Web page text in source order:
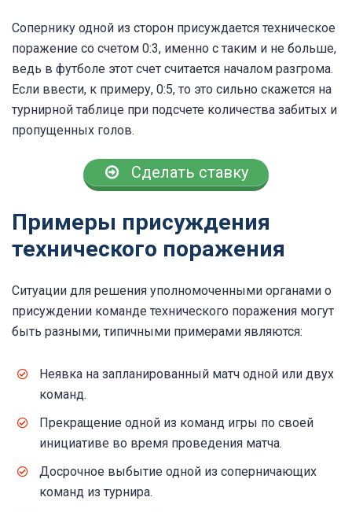
Сопернику одной из сторон присуждается техническое
поражение со счетом 0:3, именно с таким и не больше,
ведь в футболе этот счет считается началом разгрома.
Если ввести, к примеру, 0:5, то это сильно скажется на
турнирной таблице при подсчете количества забитых и
пропущенных голов.
Сделать ставку
Примеры присуждения
технического поражения
Ситуации для решения уполномоченными органами о
присуждении команде технического поражения могут
быть разными, типичными примерами являются:
Неявка на запланированный матч одной или двух
команд.
Прекращение одной из команд игры по своей
инициативе во время проведения матча.
Досрочное выбытие одной из соперничающих
команд из турнира.